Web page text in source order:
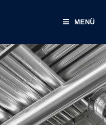
MENÜ